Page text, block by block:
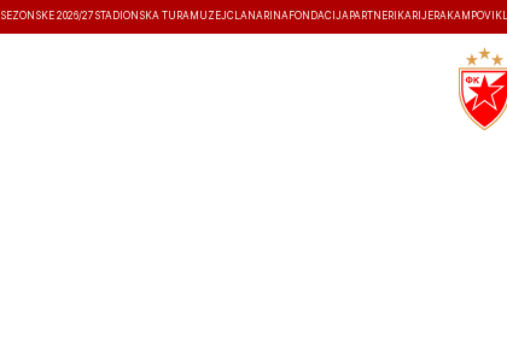
SEZONSKE 2026/27 STADIONSKA TURA MUZEJČLANARINA FONDACIJA PARTNERI KARIJERA KAMPOVI